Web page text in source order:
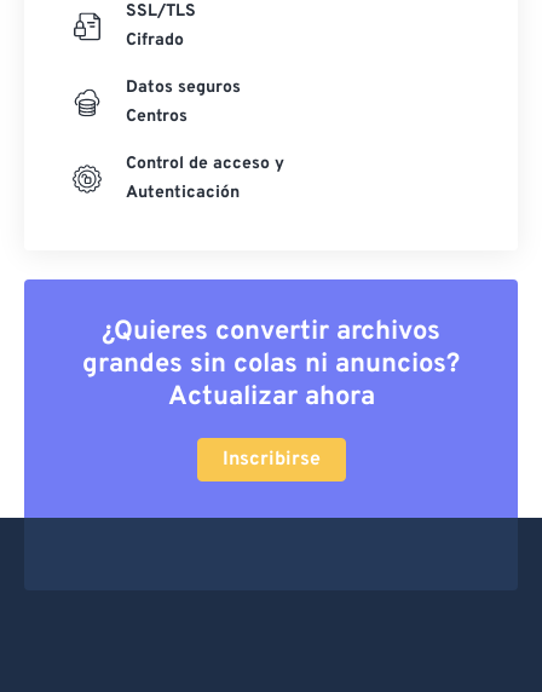
SSL/TLS
Cifrado
Datos seguros
Centros
Control de acceso y
Autenticación
¿Quieres convertir archivos
grandes sin colas ni anuncios?
Actualizar ahora
Inscribirse